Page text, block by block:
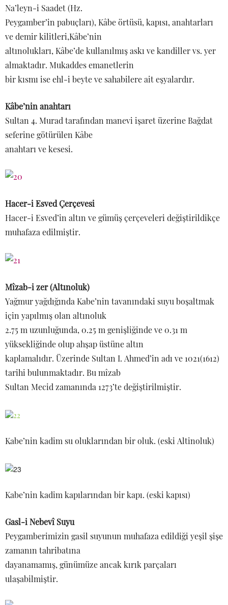
Na’leyn-i Saadet (Hz.
Peygamber’in pabuçları), Kâbe örtüsü, kapısı, anahtarları
ve demir kilitleri,Kâbe’nin
altınolukları, Kâbe’de kullanılmış askı ve kandiller vs. yer
almaktadır. Mukaddes emanetlerin
bir kısmı ise ehl-i beyte ve sahabilere ait eşyalardır.
Kâbe’nin anahtarı
Sultan 4. Murad tarafından manevi işaret üzerine Bağdat
seferine götürülen Kâbe
anahtarı ve kesesi.
Hacer-i Esved Çerçevesi
Hacer-i Esved’in altın ve gümüş çerçeveleri değiştirildikçe
muhafaza edilmiştir.
Mîzab-i zer (Altınoluk)
Yağmur yağdığında Kabe’nin tavanındaki suyu boşaltmak
için yapılmış olan altınoluk
2.75 m uzunluğunda, 0.25 m genişliğinde ve 0.31 m
yüksekliğinde olup ahşap üstüne altın
kaplamalıdır. Üzerinde Sultan I. Ahmed’in adı ve 1021(1612)
tarihi bulunmaktadır. Bu mîzab
Sultan Mecid zamanında 1273’te değiştirilmiştir.
Kabe’nin kadim su oluklarından bir oluk. (eski Altinoluk)
Kabe’nin kadim kapılarından bir kapı. (eski kapısı)
Gasl-i Nebevî Suyu
Peygamberimizin gasil suyunun muhafaza edildiği yeşil şişe
zamanın tahribatına
dayanamamış, günümüze ancak kırık parçaları
ulaşabilmiştir.